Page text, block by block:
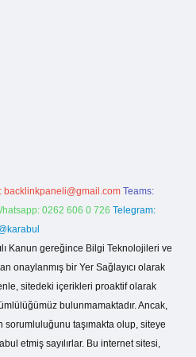
backlinkpaneli@gmail.com Teams:
0262 606 0 726 Telegram:
Kanun gereğince Bilgi Teknolojileri ve
onaylanmış bir Yer Sağlayıcı olarak
sitedeki içerikleri proaktif olarak
bulunmamaktadır. Ancak,
sorumluluğunu taşımakta olup, siteye
etmiş sayılırlar. Bu internet sitesi,